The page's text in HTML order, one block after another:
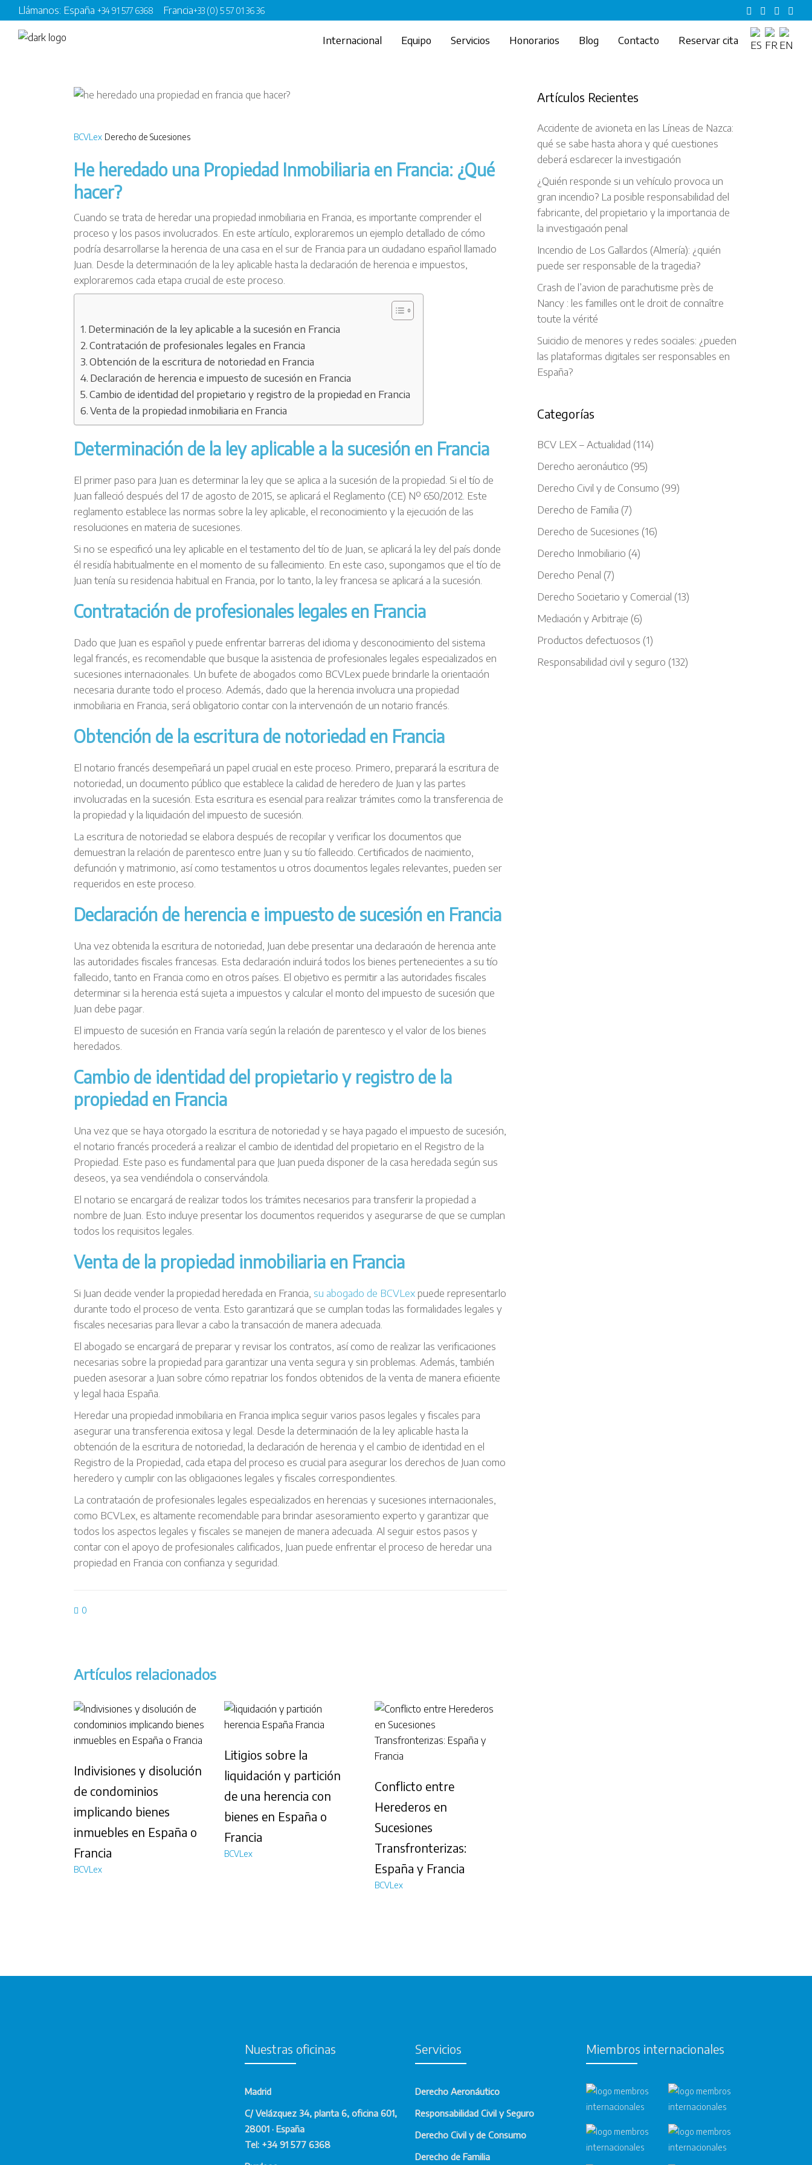
Llámanos: España +34 91 577 6368 Francia+33 (0) 5 57 01 36 36
Internacional Equipo Servicios Honorarios Blog Contacto Reservar cita
BCVLex Derecho de Sucesiones
He heredado una Propiedad Inmobiliaria en Francia: ¿Qué
hacer?
Cuando se trata de heredar una propiedad inmobiliaria en Francia, es importante comprender el
proceso y los pasos involucrados. En este artículo, exploraremos un ejemplo detallado de cómo
podría desarrollarse la herencia de una casa en el sur de Francia para un ciudadano español llamado
Juan. Desde la determinación de la ley aplicable hasta la declaración de herencia e impuestos,
exploraremos cada etapa crucial de este proceso.
Determinación de la ley aplicable a la sucesión en Francia
Contratación de profesionales legales en Francia
Obtención de la escritura de notoriedad en Francia
Declaración de herencia e impuesto de sucesión en Francia
Cambio de identidad del propietario y registro de la propiedad en Francia
Venta de la propiedad inmobiliaria en Francia
Determinación de la ley aplicable a la sucesión en Francia
El primer paso para Juan es determinar la ley que se aplica a la sucesión de la propiedad. Si el tío de
Juan falleció después del 17 de agosto de 2015, se aplicará el Reglamento (CE) Nº 650/2012. Este
reglamento establece las normas sobre la ley aplicable, el reconocimiento y la ejecución de las
resoluciones en materia de sucesiones.
Si no se especificó una ley aplicable en el testamento del tío de Juan, se aplicará la ley del país donde
él residía habitualmente en el momento de su fallecimiento. En este caso, supongamos que el tío de
Juan tenía su residencia habitual en Francia, por lo tanto, la ley francesa se aplicará a la sucesión.
Contratación de profesionales legales en Francia
Dado que Juan es español y puede enfrentar barreras del idioma y desconocimiento del sistema
legal francés, es recomendable que busque la asistencia de profesionales legales especializados en
sucesiones internacionales. Un bufete de abogados como BCVLex puede brindarle la orientación
necesaria durante todo el proceso. Además, dado que la herencia involucra una propiedad
inmobiliaria en Francia, será obligatorio contar con la intervención de un notario francés.
Obtención de la escritura de notoriedad en Francia
El notario francés desempeñará un papel crucial en este proceso. Primero, preparará la escritura de
notoriedad, un documento público que establece la calidad de heredero de Juan y las partes
involucradas en la sucesión. Esta escritura es esencial para realizar trámites como la transferencia de
la propiedad y la liquidación del impuesto de sucesión.
La escritura de notoriedad se elabora después de recopilar y verificar los documentos que
demuestran la relación de parentesco entre Juan y su tío fallecido. Certificados de nacimiento,
defunción y matrimonio, así como testamentos u otros documentos legales relevantes, pueden ser
requeridos en este proceso.
Declaración de herencia e impuesto de sucesión en Francia
Una vez obtenida la escritura de notoriedad, Juan debe presentar una declaración de herencia ante
las autoridades fiscales francesas. Esta declaración incluirá todos los bienes pertenecientes a su tío
fallecido, tanto en Francia como en otros países. El objetivo es permitir a las autoridades fiscales
determinar si la herencia está sujeta a impuestos y calcular el monto del impuesto de sucesión que
Juan debe pagar.
El impuesto de sucesión en Francia varía según la relación de parentesco y el valor de los bienes
heredados.
Cambio de identidad del propietario y registro de la
propiedad en Francia
Una vez que se haya otorgado la escritura de notoriedad y se haya pagado el impuesto de sucesión,
el notario francés procederá a realizar el cambio de identidad del propietario en el Registro de la
Propiedad. Este paso es fundamental para que Juan pueda disponer de la casa heredada según sus
deseos, ya sea vendiéndola o conservándola.
El notario se encargará de realizar todos los trámites necesarios para transferir la propiedad a
nombre de Juan. Esto incluye presentar los documentos requeridos y asegurarse de que se cumplan
todos los requisitos legales.
Venta de la propiedad inmobiliaria en Francia
Si Juan decide vender la propiedad heredada en Francia, su abogado de BCVLex puede representarlo
durante todo el proceso de venta. Esto garantizará que se cumplan todas las formalidades legales y
fiscales necesarias para llevar a cabo la transacción de manera adecuada.
El abogado se encargará de preparar y revisar los contratos, así como de realizar las verificaciones
necesarias sobre la propiedad para garantizar una venta segura y sin problemas. Además, también
pueden asesorar a Juan sobre cómo repatriar los fondos obtenidos de la venta de manera eficiente
y legal hacia España.
Heredar una propiedad inmobiliaria en Francia implica seguir varios pasos legales y fiscales para
asegurar una transferencia exitosa y legal. Desde la determinación de la ley aplicable hasta la
obtención de la escritura de notoriedad, la declaración de herencia y el cambio de identidad en el
Registro de la Propiedad, cada etapa del proceso es crucial para asegurar los derechos de Juan como
heredero y cumplir con las obligaciones legales y fiscales correspondientes.
La contratación de profesionales legales especializados en herencias y sucesiones internacionales,
como BCVLex, es altamente recomendable para brindar asesoramiento experto y garantizar que
todos los aspectos legales y fiscales se manejen de manera adecuada. Al seguir estos pasos y
contar con el apoyo de profesionales calificados, Juan puede enfrentar el proceso de heredar una
propiedad en Francia con confianza y seguridad.
0
Artículos relacionados
Indivisiones y disolución
de condominios
implicando bienes
inmuebles en España o
Francia
BCVLex
Litigios sobre la
liquidación y partición
de una herencia con
bienes en España o
Francia
BCVLex
Conflicto entre
Herederos en
Sucesiones
Transfronterizas:
España y Francia
BCVLex
Artículos Recientes
Accidente de avioneta en las Líneas de Nazca:
qué se sabe hasta ahora y qué cuestiones
deberá esclarecer la investigación
¿Quién responde si un vehículo provoca un
gran incendio? La posible responsabilidad del
fabricante, del propietario y la importancia de
la investigación penal
Incendio de Los Gallardos (Almería): ¿quién
puede ser responsable de la tragedia?
Crash de l’avion de parachutisme près de
Nancy : les familles ont le droit de connaître
toute la vérité
Suicidio de menores y redes sociales: ¿pueden
las plataformas digitales ser responsables en
España?
Categorías
BCV LEX – Actualidad (114)
Derecho aeronáutico (95)
Derecho Civil y de Consumo (99)
Derecho de Familia (7)
Derecho de Sucesiones (16)
Derecho Inmobiliario (4)
Derecho Penal (7)
Derecho Societario y Comercial (13)
Mediación y Arbitraje (6)
Productos defectuosos (1)
Responsabilidad civil y seguro (132)
Nuestras oficinas
Madrid
C/ Velázquez 34, planta 6, oficina 601,
28001 · España
Tel: +34 91 577 6368
Servicios
Derecho Aeronáutico
Responsabilidad Civil y Seguro
Derecho Civil y de Consumo
Derecho de Familia
Miembros internacionales